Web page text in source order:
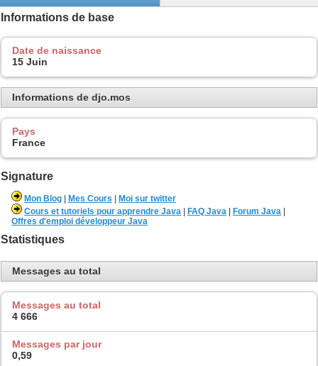
Informations de base
Date de naissance
15 Juin
Informations de djo.mos
Pays
France
Signature
Mon Blog Mes Cours
Moi sur twitter
Cours et tutoriels pour apprendre Java
FAQ Java Forum Java
Offres d'emploi développeur Java
Statistiques
Messages au total
Messages au total
4 666
Messages par jour
0,59